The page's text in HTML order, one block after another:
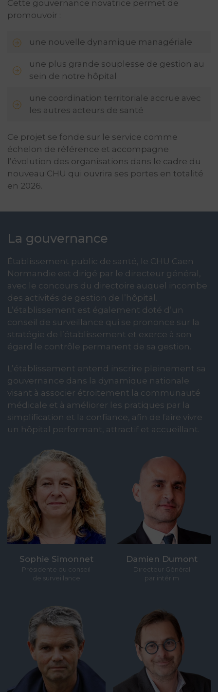
Cette gouvernance novatrice permet de
promouvoir :
une nouvelle dynamique managériale
une plus grande souplesse de gestion au
sein de notre hôpital
une coordination territoriale accrue avec
les autres acteurs de santé
Ce projet se fonde sur le service comme
échelon de référence et accompagne
l’évolution des organisations dans le cadre du
nouveau CHU qui ouvrira ses portes en totalité
en 2026.
La gouvernance
Établissement public de santé, le CHU Caen
Normandie est dirigé par le directeur général,
avec le concours du directoire auquel incombe
des activités de gestion de l’hôpital.
L’établissement est également doté d’un
conseil de surveillance qui se prononce sur la
stratégie de l’établissement et exerce à son
égard le contrôle permanent de sa gestion.
L’établissement entend inscrire pleinement sa
gouvernance dans la dynamique nationale
visant à associer étroitement la communauté
médicale et à améliorer les pratiques par la
simplification et la confiance, afin de faire vivre
un hôpital performant, attractif et accueillant.
Sophie Simonnet
Présidente du conseil
de surveillance
Damien Dumont
Directeur Général
par intérim